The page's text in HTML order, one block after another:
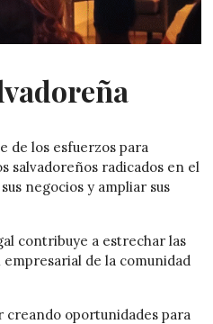
de los esfuerzos para
salvadoreños radicados en el
negocios y ampliar sus
contribuye a estrechar las
de la comunidad
creando oportunidades para